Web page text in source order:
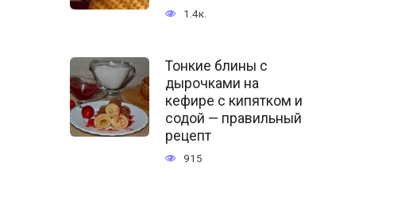
1.4к.
Тонкие блины с
дырочками на
кефире с кипятком и
содой — правильный
рецепт
915